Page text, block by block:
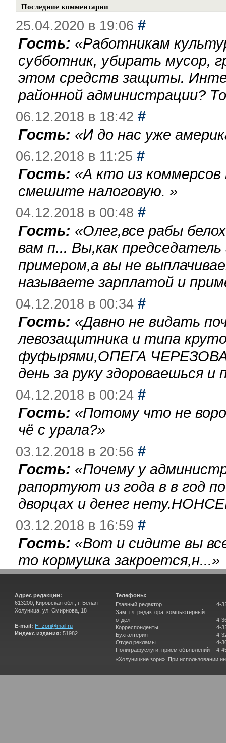
Последние комментарии
25.04.2020 в 19:06 #
Гость: «Работникам
субботник, убирать мусор,
этом средств защиты.
районной администрации?
06.12.2018 в 18:42 #
Гость: «И до нас уже
06.12.2018 в 11:25 #
Гость: «А кто из
смешите налоговую. »
04.12.2018 в 00:48 #
Гость: «Олег,все рабы
вам п... Вы,как
примером,а вы не
называете зарплатой и
04.12.2018 в 00:34 #
Гость: «Давно не видать
левозащитника и типа
фуфырями,ОПЕГА
день за руку здороваешься
04.12.2018 в 00:24 #
Гость: «Потому что не
чё с урала?»
03.12.2018 в 20:56 #
Гость: «Почему у
рапортуют из года в в год
дворцах и денег
03.12.2018 в 16:59 #
Гость: «Вот и сидите вы
то кормушка закроется,н...»
Адрес редакции:
613200, Кировская обл., г. Белая
Холуница, ул. Смирнова, 18
E-mail: H_zori@mail.ru
Индекс издания: 51982
Телефоны:
Главный редактор
Зам. гл. редактора, компьютерный
отдел
Корреспонденты
Бухгалтерия
Отдел рекламы
Полиграфуслуги, прием объявлений
4-
4-
4-
4-
4-
4-
«Холуницкие зори». При использовании